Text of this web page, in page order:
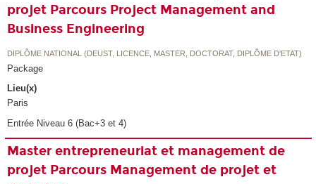
projet Parcours Project Management and
Business Engineering
DIPLÔME NATIONAL (DEUST, LICENCE, MASTER, DOCTORAT, DIPLÔME D'ETAT)
Package
Lieu(x)
Paris
Entrée Niveau 6 (Bac+3 et 4)
Master entrepreneuriat et management de
projet Parcours Management de projet et